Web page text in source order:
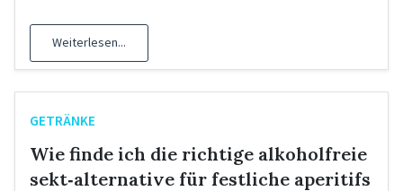
Weiterlesen...
GETRÄNKE
Wie finde ich die richtige alkoholfreie
sekt‑alternative für festliche aperitifs